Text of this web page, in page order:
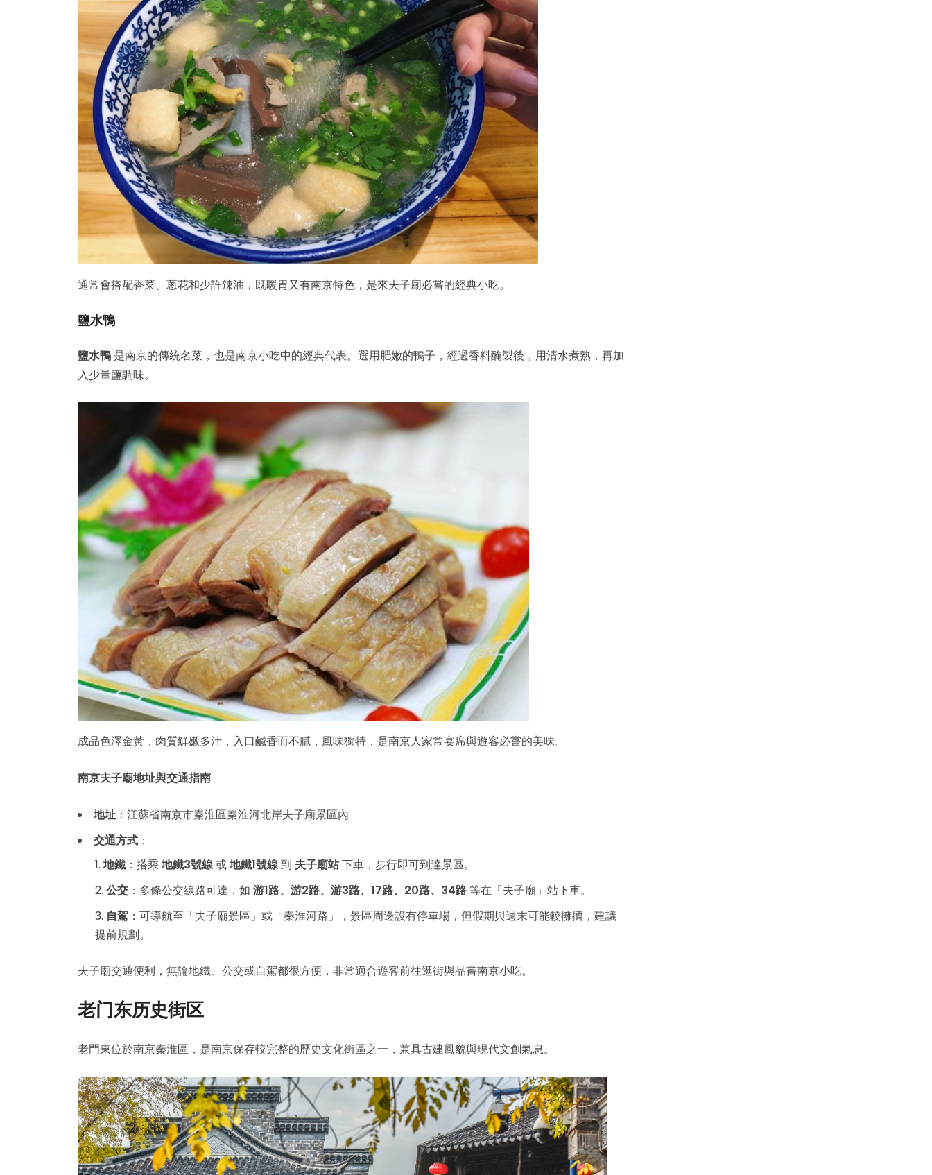
通常會搭配香菜、蔥花和少許辣油，既暖胃又有南京特色，是來夫子廟必嘗的經典小吃。
鹽水鴨
鹽水鴨 是南京的傳統名菜，也是南京小吃中的經典代表。選用肥嫩的鴨子，經過香料醃製後，用清水煮熟，再加
入少量鹽調味。
成品色澤金黃，肉質鮮嫩多汁，入口鹹香而不膩，風味獨特，是南京人家常宴席與遊客必嘗的美味。
南京夫子廟地址與交通指南
地址 ：江蘇省南京市秦淮區秦淮河北岸夫子廟景區內
交通方式 ：
地鐵 ：搭乘 地鐵3號線或地鐵1號線到 夫子廟站下車，步行即可到達景區。
公交 ：多條公交線路可達，如 游1路、游2路、游3路、17路、20路、34路等在「夫子廟」站下車。
自駕 ：可導航至「夫子廟景區」或「秦淮河路」，景區周邊設有停車場，但假期與週末可能較擁擠，建議
提前規劃。
夫子廟交通便利，無論地鐵、公交或自駕都很方便，非常適合遊客前往逛街與品嘗南京小吃。
老门东历史街区
老門東位於南京秦淮區，是南京保存較完整的歷史文化街區之一，兼具古建風貌與現代文創氣息。